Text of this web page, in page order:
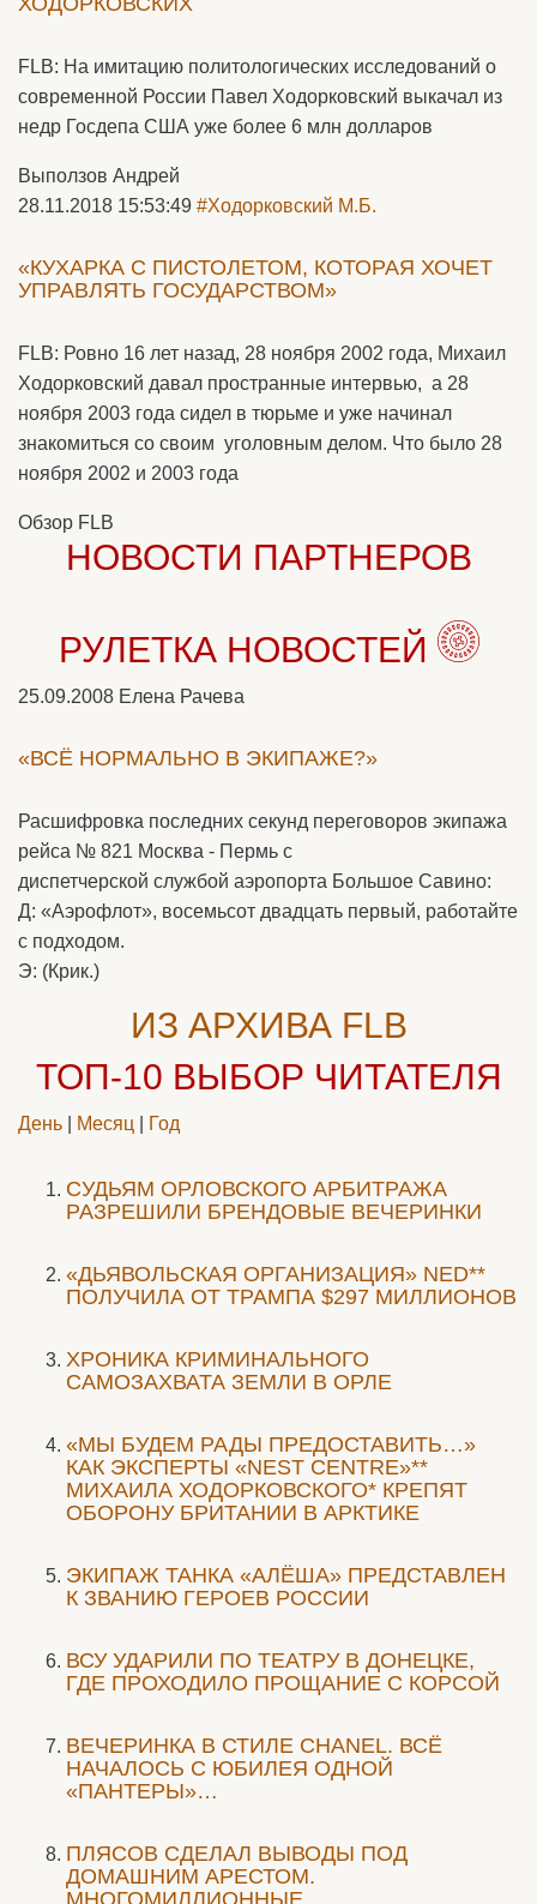
FLB: На имитацию политологических исследований о
современной России Павел Ходорковский выкачал из
недр Госдепа США уже более 6 млн долларов
Выползов Андрей
28.11.2018 15:53:49 #Ходорковский М.Б.
«КУХАРКА С ПИСТОЛЕТОМ, КОТОРАЯ ХОЧЕТ
УПРАВЛЯТЬ ГОСУДАРСТВОМ»
FLB: Ровно 16 лет назад, 28 ноября 2002 года, Михаил
Ходорковский давал пространные интервью, а 28
ноября 2003 года сидел в тюрьме и уже начинал
знакомиться со своим уголовным делом. Что было 28
ноября 2002 и 2003 года
Обзор FLB
НОВОСТИ ПАРТНЕРОВ
РУЛЕТКА НОВОСТЕЙ
25.09.2008 Елена Рачева
«ВСЁ НОРМАЛЬНО В ЭКИПАЖЕ?»
Расшифровка последних секунд переговоров экипажа
рейса № 821 Москва - Пермь с
диспетчерской службой аэропорта Большое Савино:
Д: «Аэрофлот», восемьсот двадцать первый, работайте
с подходом.
Э: (Крик.)
ИЗ АРХИВА FLB
ТОП-10 ВЫБОР ЧИТАТЕЛЯ
День Месяц Год
CУДЬЯМ ОРЛОВСКОГО АРБИТРАЖА
РАЗРЕШИЛИ БРЕНДОВЫЕ ВЕЧЕРИНКИ
«ДЬЯВОЛЬСКАЯ ОРГАНИЗАЦИЯ» NED**
ПОЛУЧИЛА ОТ ТРАМПА $297 МИЛЛИОНОВ
ХРОНИКА КРИМИНАЛЬНОГО
САМОЗАХВАТА ЗЕМЛИ В ОРЛЕ
«МЫ БУДЕМ РАДЫ ПРЕДОСТАВИТЬ…»
КАК ЭКСПЕРТЫ «NEST CENTRE»**
МИХАИЛА ХОДОРКОВСКОГО* КРЕПЯТ
ОБОРОНУ БРИТАНИИ В АРКТИКЕ
ЭКИПАЖ ТАНКА «АЛЁША» ПРЕДСТАВЛЕН
К ЗВАНИЮ ГЕРОЕВ РОССИИ
ВСУ УДАРИЛИ ПО ТЕАТРУ В ДОНЕЦКЕ,
ГДЕ ПРОХОДИЛО ПРОЩАНИЕ С КОРСОЙ
ВЕЧЕРИНКА В СТИЛЕ СHANEL. ВСЁ
НАЧАЛОСЬ С ЮБИЛЕЯ ОДНОЙ
«ПАНТЕРЫ»…
ПЛЯСОВ СДЕЛАЛ ВЫВОДЫ ПОД
ДОМАШНИМ АРЕСТОМ.
МНОГОМИЛЛИОННЫЕ…